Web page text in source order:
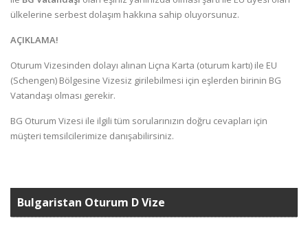
ülkelerine serbest dolaşım hakkına sahip oluyorsunuz.
AÇIKLAMA!
Oturum Vizesinden dolayı alınan Liçna Karta (oturum kartı) ile EU
(Schengen) Bölgesine Vizesiz girilebilmesi için eşlerden birinin BG
Vatandaşı olması gerekir.
BG Oturum Vizesi ile ilgili tüm sorularınızın doğru cevapları için
müşteri temsilcilerimize danışabilirsiniz.
Bulgaristan Oturum D Vize